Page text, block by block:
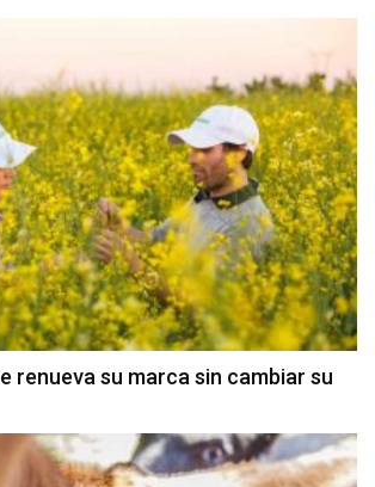
renueva su marca sin cambiar su